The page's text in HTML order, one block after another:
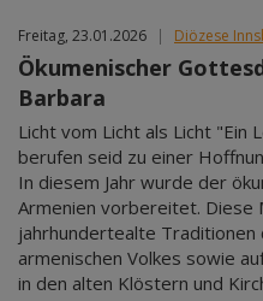
Freitag, 23.01.2026 | Diözese
Ökumenischer
Barbara
Licht vom Licht als Licht "Ein
berufen seid zu einer
In diesem Jahr wurde der
Armenien vorbereitet. Diese
jahrhundertealte
armenischen Volkes sowie
in den alten Klöstern und